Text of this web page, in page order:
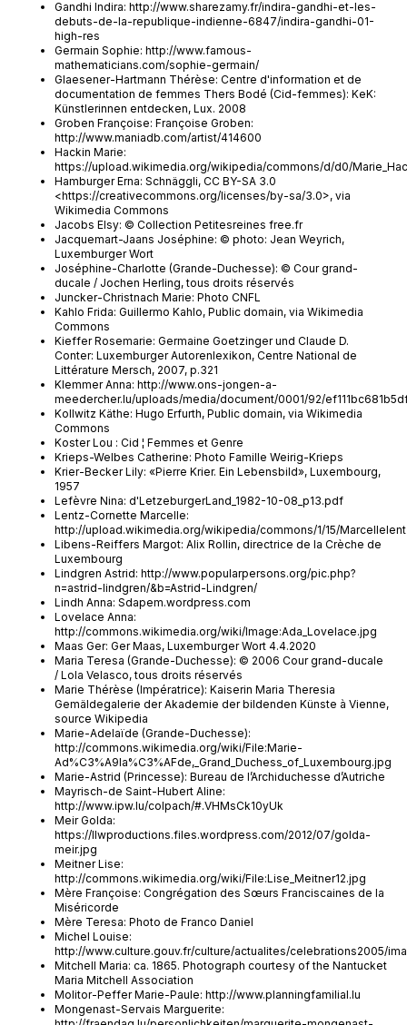
Gandhi Indira: http://www.sharezamy.fr/indira-gandhi-et-les-
debuts-de-la-republique-indienne-6847/indira-gandhi-01-
high-res
Germain Sophie: http://www.famous-
mathematicians.com/sophie-germain/
Glaesener-Hartmann Thérèse: Centre d'information et de
documentation de femmes Thers Bodé (Cid-femmes): KeK:
Künstlerinnen entdecken, Lux. 2008
Groben Françoise: Françoise Groben:
http://www.maniadb.com/artist/414600
Hackin Marie:
https://upload.wikimedia.org/wikipedia/commons/d/d0/
Hamburger Erna: Schnäggli, CC BY-SA 3.0
<https://creativecommons.org/licenses/by-sa/3.0>, via
Wikimedia Commons
Jacobs Elsy: © Collection Petitesreines free.fr
Jacquemart-Jaans Joséphine: © photo: Jean Weyrich,
Luxemburger Wort
Joséphine-Charlotte (Grande-Duchesse): © Cour grand-
ducale / Jochen Herling, tous droits réservés
Juncker-Christnach Marie: Photo CNFL
Kahlo Frida: Guillermo Kahlo, Public domain, via Wikimedia
Commons
Kieffer Rosemarie: Germaine Goetzinger und Claude D.
Conter: Luxemburger Autorenlexikon, Centre National de
Littérature Mersch, 2007, p.321
Klemmer Anna: http://www.ons-jongen-a-
meedercher.lu/uploads/media/document/0001/92/
Kollwitz Käthe: Hugo Erfurth, Public domain, via Wikimedia
Commons
Koster Lou : Cid ¦ Femmes et Genre
Krieps-Welbes Catherine: Photo Famille Weirig-Krieps
Krier-Becker Lily: «Pierre Krier. Ein Lebensbild», Luxembourg,
1957
Lefèvre Nina: d'LetzeburgerLand_1982-10-08_p13.pdf
Lentz-Cornette Marcelle:
http://upload.wikimedia.org/wikipedia/commons/1/15/
Libens-Reiffers Margot: Alix Rollin, directrice de la Crèche de
Luxembourg
Lindgren Astrid: http://www.popularpersons.org/pic.php?
n=astrid-lindgren/&b=Astrid-Lindgren/
Lindh Anna: Sdapem.wordpress.com
Lovelace Anna:
http://commons.wikimedia.org/wiki/Image:Ada_Lovelace.jpg
Maas Ger: Ger Maas, Luxemburger Wort 4.4.2020
Maria Teresa (Grande-Duchesse): © 2006 Cour grand-ducale
/ Lola Velasco, tous droits réservés
Marie Thérèse (Impératrice): Kaiserin Maria Theresia
Gemäldegalerie der Akademie der bildenden Künste à Vienne,
source Wikipedia
Marie-Adelaïde (Grande-Duchesse):
http://commons.wikimedia.org/wiki/File:Marie-
Ad%C3%A9la%C3%AFde,_Grand_Duchess_of_Luxembourg.jpg
Marie-Astrid (Princesse): Bureau de l’Archiduchesse d’Autriche
Mayrisch-de Saint-Hubert Aline:
http://www.ipw.lu/colpach/#.VHMsCk10yUk
Meir Golda:
https://llwproductions.files.wordpress.com/2012/07/golda-
meir.jpg
Meitner Lise:
http://commons.wikimedia.org/wiki/File:Lise_Meitner12.jpg
Mère Françoise: Congrégation des Sœurs Franciscaines de la
Miséricorde
Mère Teresa: Photo de Franco Daniel
Michel Louise:
http://www.culture.gouv.fr/culture/actualites/celebrations2005/
Mitchell Maria: ca. 1865. Photograph courtesy of the Nantucket
Maria Mitchell Association
Molitor-Peffer Marie-Paule: http://www.planningfamilial.lu
Mongenast-Servais Marguerite: